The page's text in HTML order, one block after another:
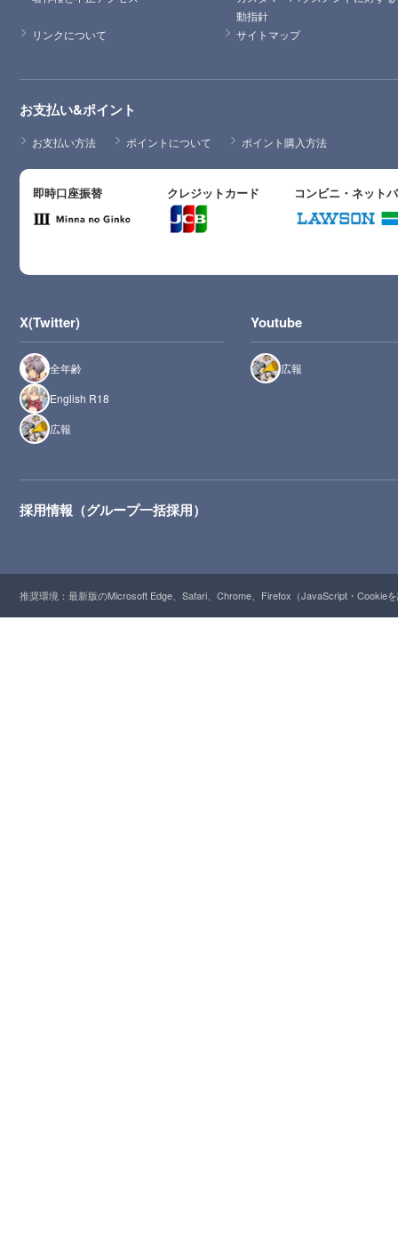
動指針
リンクについて
サイトマップ
お支払い&ポイント
お支払い方法 ポイントについて ポイント購入方法
即時口座振替 クレジットカード コンビニ・ネット
X(Twitter)
全年齢
English R18
広報
Youtube
広報
採用情報（グループ一括採用）
推奨環境：最新版のMicrosoft Edge、Safari、Chrome、Firefox（JavaScript・Cookie